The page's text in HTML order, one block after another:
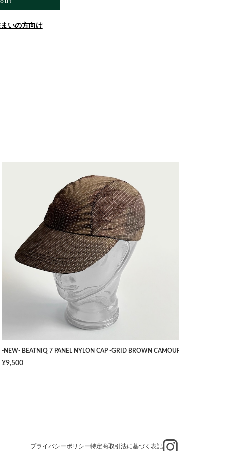
いの方向け
-NAVY- [W34]
-NEW- BEATNIQ 7 PANEL NYLON CAP -GRID BROWN CAMOUFLAGE- [ONE
¥9,500
プライバシーポリシー特定商取引法に基づく表記